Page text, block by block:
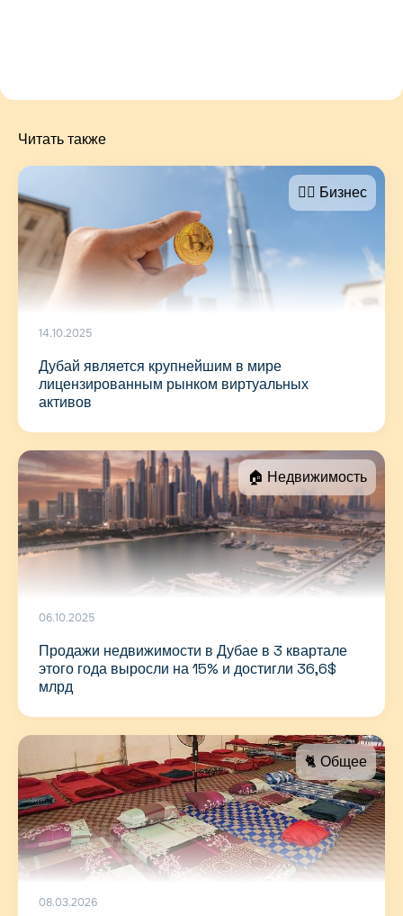
Читать также
🤵‍♂️ Бизнес
14.10.2025
Дубай является крупнейшим в мире
лицензированным рынком виртуальных
активов
🏠 Недвижимость
06.10.2025
Продажи недвижимости в Дубае в 3 квартале
этого года выросли на 15% и достигли 36,6$
млрд
🐈 Общее
08.03.2026